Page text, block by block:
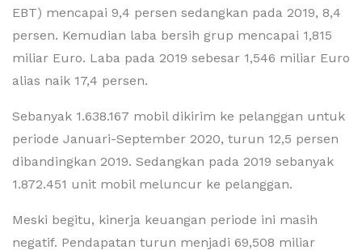
EBT) mencapai 9,4 persen sedangkan pada 2019, 8,4
persen. Kemudian laba bersih grup mencapai 1,815
miliar Euro. Laba pada 2019 sebesar 1,546 miliar Euro
alias naik 17,4 persen.
Sebanyak 1.638.167 mobil dikirim ke pelanggan untuk
periode Januari-September 2020, turun 12,5 persen
dibandingkan 2019. Sedangkan pada 2019 sebanyak
1.872.451 unit mobil meluncur ke pelanggan.
Meski begitu, kinerja keuangan periode ini masih
negatif. Pendapatan turun menjadi 69,508 miliar